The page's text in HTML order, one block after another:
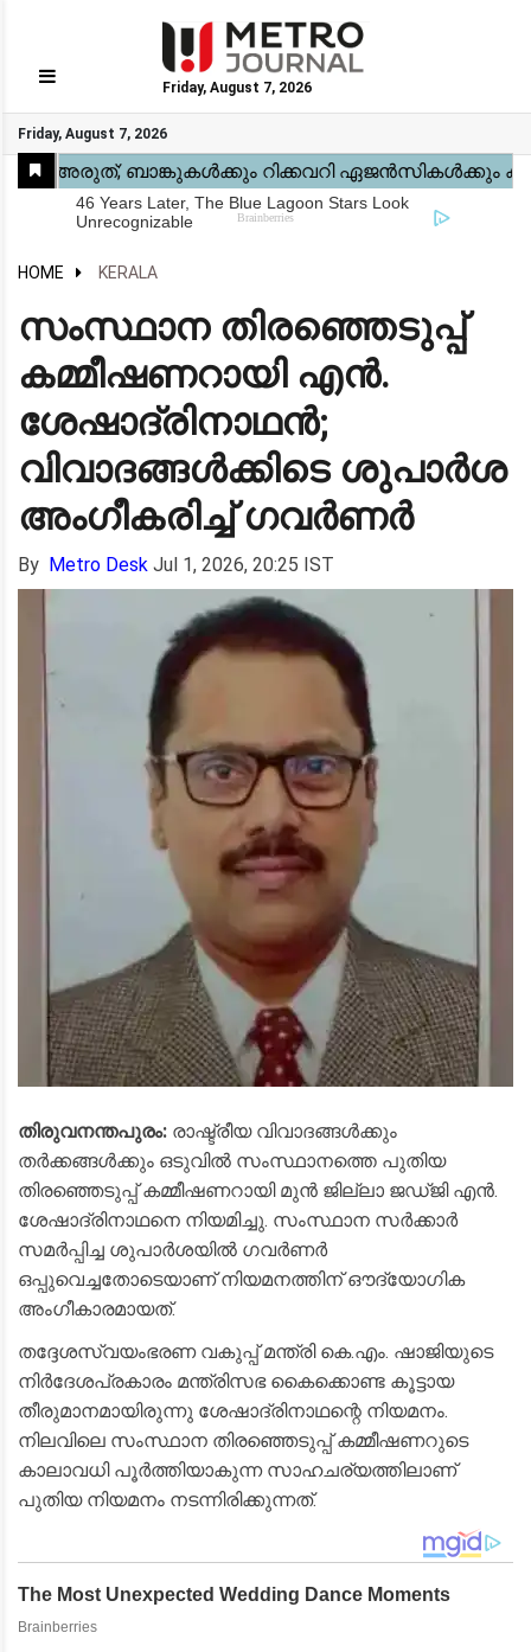
Friday, August 7, 2026
Friday, August 7, 2026
GO
Home
Kerala
National
Gulf
World
Sports
Movies
Health
Automobile
Travel
Education
Novel
Business
Technology
Webstory
HOME KERALA
സംസ്ഥാന തിരഞ്ഞെടുപ്പ്
കമ്മീഷണറായി എൻ.
ശേഷാദ്രിനാഥൻ;
വിവാദങ്ങൾക്കിടെ ശുപാർശ
അംഗീകരിച്ച് ഗവർണർ
By Metro Desk Jul 1, 2026, 20:25 IST
തിരുവനന്തപുരം: രാഷ്ട്രീയ വിവാദങ്ങൾക്കും
തർക്കങ്ങൾക്കും ഒടുവിൽ സംസ്ഥാനത്തെ പുതിയ
തിരഞ്ഞെടുപ്പ് കമ്മീഷണറായി മുൻ ജില്ലാ ജഡ്ജി എൻ.
ശേഷാദ്രിനാഥനെ നിയമിച്ചു. സംസ്ഥാന സർക്കാർ
സമർപ്പിച്ച ശുപാർശയിൽ ഗവർണർ
ഒപ്പുവെച്ചതോടെയാണ് നിയമനത്തിന് ഔദ്യോഗിക
അംഗീകാരമായത്.
​തദ്ദേശസ്വയംഭരണ വകുപ്പ് മന്ത്രി കെ.എം. ഷാജിയുടെ
നിർദേശപ്രകാരം മന്ത്രിസഭ കൈക്കൊണ്ട കൂട്ടായ
തീരുമാനമായിരുന്നു ശേഷാദ്രിനാഥന്റെ നിയമനം.
നിലവിലെ സംസ്ഥാന തിരഞ്ഞെടുപ്പ് കമ്മീഷണറുടെ
കാലാവധി പൂർത്തിയാകുന്ന സാഹചര്യത്തിലാണ്
പുതിയ നിയമനം നടന്നിരിക്കുന്നത്.